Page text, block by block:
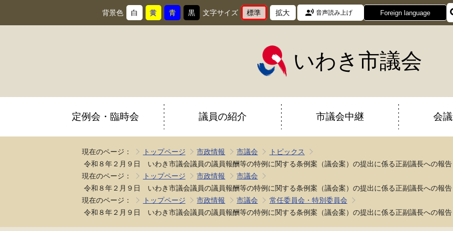
背景色
背
白
に
背
黄
に
背
青
に
背
黒
に
文字サイズ
文
標準
に
文
イ
ズ
を
拡大
に
音声読み上げ Foreign language
いわき市議会
定例会・臨時会 議員の紹介 市議会中継 会
現在のページ： トップページ 市政情報 市議会
トピックス
令和８年２月９日 いわき市議会議員の議員報酬等の特例に関する条例案（議会案）の提出に係る正副議長への報告
現在のページ：
トップページ 市政情報
市議会
令和８年２月９日 いわき市議会議員の議員報酬等の特例に関する条例案（議会案）の提出に係る正副議長への報告
現在のページ：
トップページ 市政情報 市議会
常任委員会・特別委員会
令和８年２月９日 いわき市議会議員の議員報酬等の特例に関する条例案（議会案）の提出に係る正副議長への報告